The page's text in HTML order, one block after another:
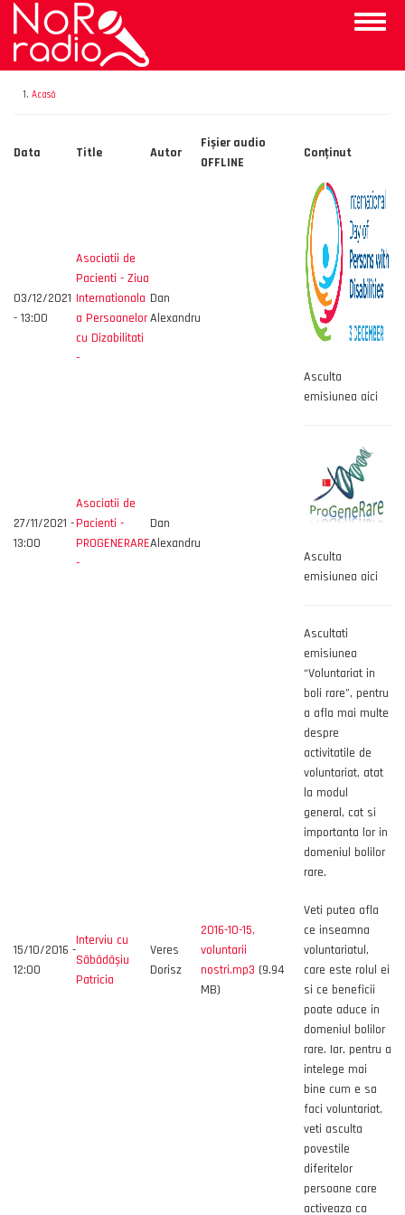
Mergi
conţinutul
principal
Toggle
Acasă
Data Title Autor
Fișier audio
OFFLINE
Conţinut
03/12/2021
- 13:00
Asociatii de
Pacienti - Ziua
Internationala
a Persoanelor
cu Dizabilitati
-
Dan
Alexandru
Asculta
emisiunea aici
27/11/2021 -
13:00
Asociatii de
Pacienti -
PROGENERARE
-
Dan
Alexandru
Asculta
emisiunea aici
15/10/2016 -
12:00
Interviu cu
Săbădășiu
Patricia
Veres
Dorisz
2016-10-15,
voluntarii
nostri.mp3 (9.94
MB)
Ascultati
emisiunea
“Voluntariat in
boli rare”, pentru
a afla mai multe
despre
activitatile de
voluntariat, atat
la modul
general, cat si
importanta lor in
domeniul bolilor
rare.
Veti putea afla
ce inseamna
voluntariatul,
care este rolul ei
si ce beneficii
poate aduce in
domeniul bolilor
rare. Iar, pentru a
intelege mai
bine cum e sa
faci voluntariat,
veti asculta
povestile
diferitelor
persoane care
activeaza ca